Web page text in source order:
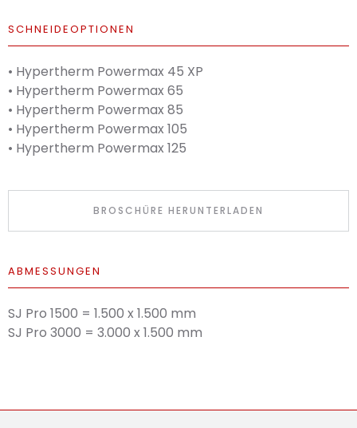
SCHNEIDEOPTIONEN
• Hypertherm Powermax 45 XP
• Hypertherm Powermax 65
• Hypertherm Powermax 85
• Hypertherm Powermax 105
• Hypertherm Powermax 125
BROSCHÜRE HERUNTERLADEN
ABMESSUNGEN
SJ Pro 1500 = 1.500 x 1.500 mm
SJ Pro 3000 = 3.000 x 1.500 mm